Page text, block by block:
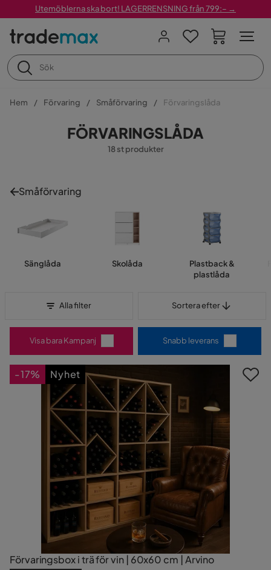
Utemöblerna ska bort! LAGERRENSNING från 799:– →
Hem Förvaring Småförvaring Förvaringslåda
FÖRVARINGSLÅDA
18 st produkter
Småförvaring
Sänglåda Skolåda
Plastback &
plastlåda
Alla filter Sortera efter
Visa bara Kampanj Snabb leverans
Förvaringsbox i trä för vin | 60x60 cm | Arvino
-17% Nyhet